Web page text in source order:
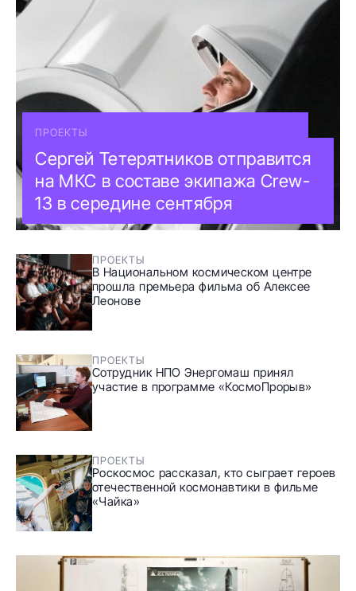
ПРОЕКТЫ
Сергей Тетерятников отправится
на МКС в составе экипажа Crew-
13 в середине сентября
ПРОЕКТЫ
В Национальном космическом центре
прошла премьера фильма об Алексее
Леонове
ПРОЕКТЫ
Сотрудник НПО Энергомаш принял
участие в программе «КосмоПрорыв»
ПРОЕКТЫ
Роскосмос рассказал, кто сыграет героев
отечественной космонавтики в фильме
«Чайка»